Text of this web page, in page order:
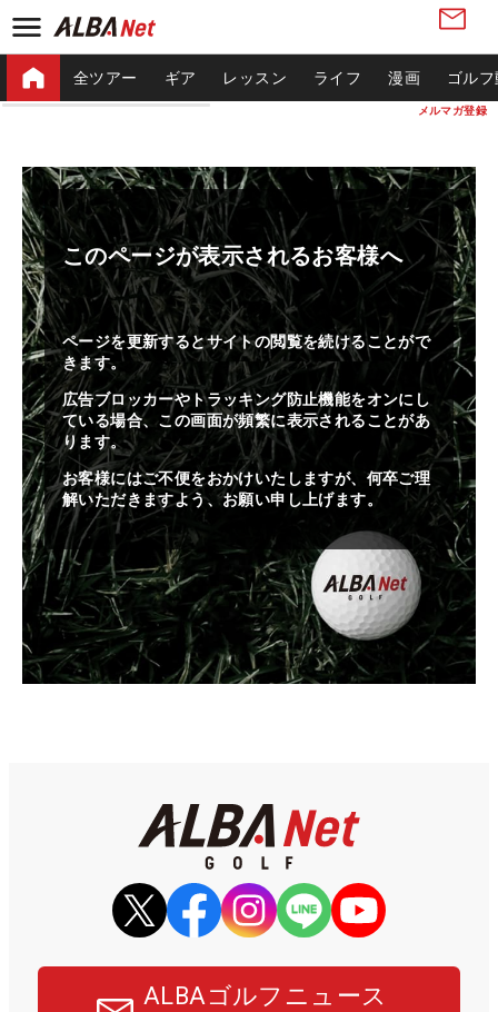
メルマガ登録
全ツアー ギア レッスン ライフ 漫画 ゴル
このページが表示されるお客様へ
ページを更新するとサイトの閲覧を続けることがで
きます。
広告ブロッカーやトラッキング防止機能をオンにし
ている場合、この画面が頻繁に表示されることがあ
ります。
お客様にはご不便をおかけいたしますが、何卒ご理
解いただきますよう、お願い申し上げます。
ALBAゴルフニュース